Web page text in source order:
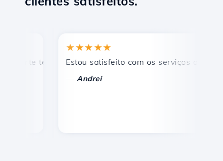
técnico rápido e eficiente.
★★★★★
Estou satisfeito com os serviços oferecidos
Andrei